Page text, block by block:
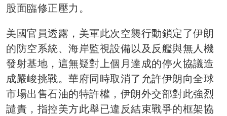
股面臨修正壓力。
美國官員透露，美軍此次空襲行動鎖定了伊朗
的防空系統、海岸監視設備以及反艦與無人機
發射基地，這無疑對上個月達成的停火協議造
成嚴峻挑戰。華府同時取消了允許伊朗向全球
市場出售石油的特許權，伊朗外交部對此強烈
譴責，指控美方此舉已違反結束戰爭的框架協